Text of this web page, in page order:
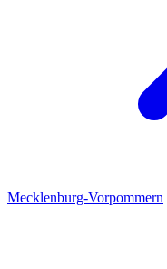
Mecklenburg-Vorpommern